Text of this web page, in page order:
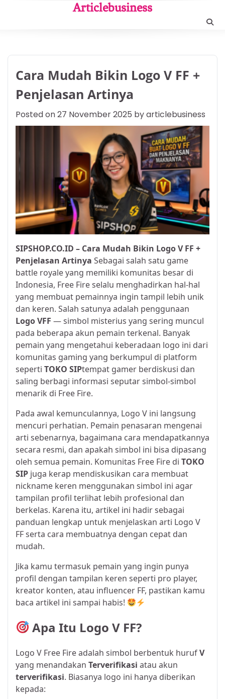
Articlebusiness
Cara Mudah Bikin Logo V FF +
Penjelasan Artinya
Posted on27 November 2025 byarticlebusiness
SIPSHOP.CO.ID – Cara Mudah Bikin Logo V FF +
Penjelasan Artinya Sebagai salah satu game
battle royale yang memiliki komunitas besar di
Indonesia, Free Fire selalu menghadirkan hal-hal
yang membuat pemainnya ingin tampil lebih unik
dan keren. Salah satunya adalah penggunaan
Logo VFF — simbol misterius yang sering muncul
pada beberapa akun pemain terkenal. Banyak
pemain yang mengetahui keberadaan logo ini dari
komunitas gaming yang berkumpul di platform
seperti TOKO SIPtempat gamer berdiskusi dan
saling berbagi informasi seputar simbol-simbol
menarik di Free Fire.
Pada awal kemunculannya, Logo V ini langsung
mencuri perhatian. Pemain penasaran mengenai
arti sebenarnya, bagaimana cara mendapatkannya
secara resmi, dan apakah simbol ini bisa dipasang
oleh semua pemain. Komunitas Free Fire di TOKO
SIP juga kerap mendiskusikan cara membuat
nickname keren menggunakan simbol ini agar
tampilan profil terlihat lebih profesional dan
berkelas. Karena itu, artikel ini hadir sebagai
panduan lengkap untuk menjelaskan arti Logo V
FF serta cara membuatnya dengan cepat dan
mudah.
Jika kamu termasuk pemain yang ingin punya
profil dengan tampilan keren seperti pro player,
kreator konten, atau influencer FF, pastikan kamu
baca artikel ini sampai habis!
Apa Itu Logo V FF?
Logo V Free Fire adalah simbol berbentuk hurufV
yang menandakan Terverifikasi atau akun
terverifikasi. Biasanya logo ini hanya diberikan
kepada: